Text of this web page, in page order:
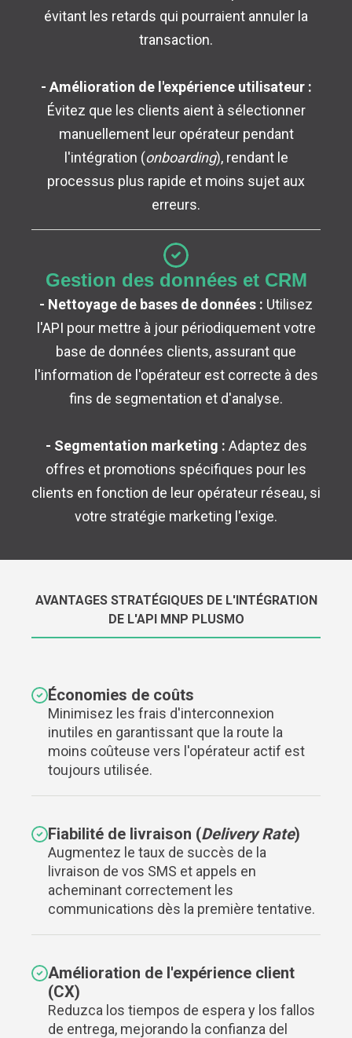
évitant les retards qui pourraient annuler la
transaction.
- Amélioration de l'expérience utilisateur :
Évitez que les clients aient à sélectionner
manuellement leur opérateur pendant
l'intégration (onboarding), rendant le
processus plus rapide et moins sujet aux
erreurs.
Gestion des données et CRM
- Nettoyage de bases de données : Utilisez
l'API pour mettre à jour périodiquement votre
base de données clients, assurant que
l'information de l'opérateur est correcte à des
fins de segmentation et d'analyse.
- Segmentation marketing : Adaptez des
offres et promotions spécifiques pour les
clients en fonction de leur opérateur réseau, si
votre stratégie marketing l'exige.
AVANTAGES STRATÉGIQUES DE L'INTÉGRATION
DE L'API MNP PLUSMO
Économies de coûts
Minimisez les frais d'interconnexion
inutiles en garantissant que la route la
moins coûteuse vers l'opérateur actif est
toujours utilisée.
Fiabilité de livraison (Delivery Rate)
Augmentez le taux de succès de la
livraison de vos SMS et appels en
acheminant correctement les
communications dès la première tentative.
Amélioration de l'expérience client
(CX)
Reduzca los tiempos de espera y los fallos
de entrega, mejorando la confianza del